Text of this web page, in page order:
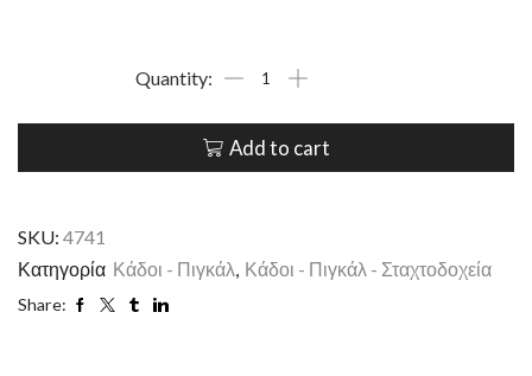
Add to cart
SKU: 4741
Κατηγορία Κάδοι - Πιγκάλ, Κάδοι - Πιγκάλ - Σταχτοδοχεία
Share: